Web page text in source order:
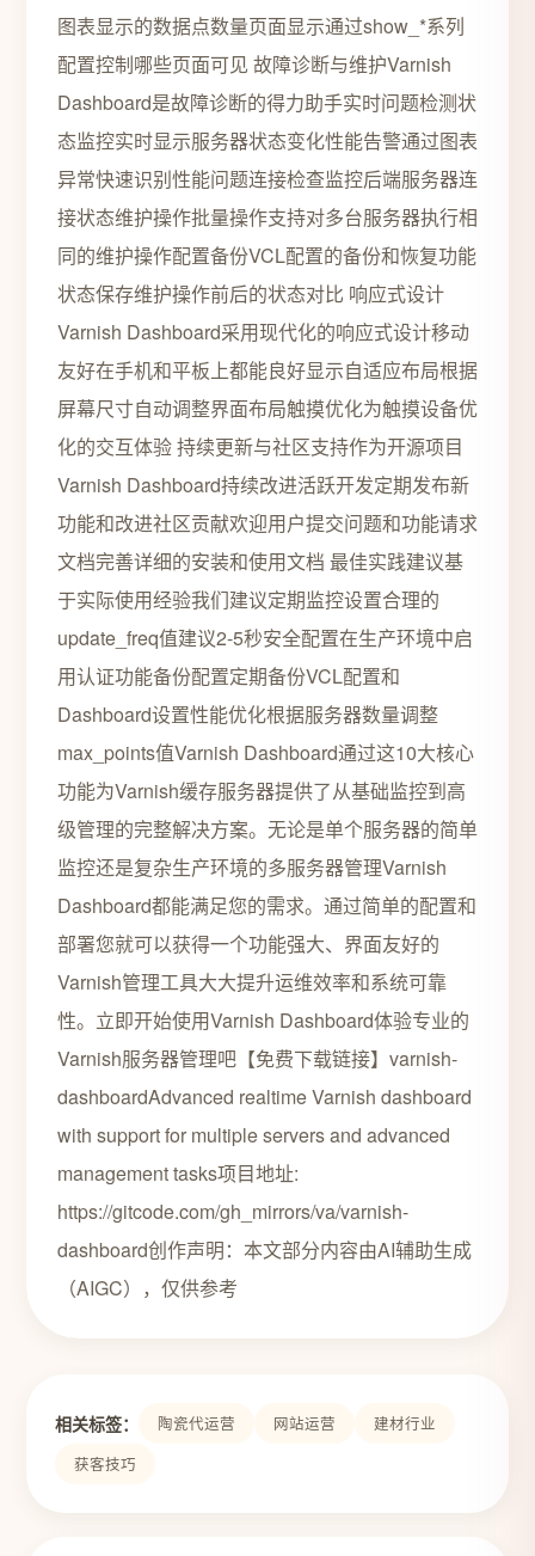
图表显示的数据点数量页面显示通过show_*系列
配置控制哪些页面可见 故障诊断与维护Varnish
Dashboard是故障诊断的得力助手实时问题检测状
态监控实时显示服务器状态变化性能告警通过图表
异常快速识别性能问题连接检查监控后端服务器连
接状态维护操作批量操作支持对多台服务器执行相
同的维护操作配置备份VCL配置的备份和恢复功能
状态保存维护操作前后的状态对比 响应式设计
Varnish Dashboard采用现代化的响应式设计移动
友好在手机和平板上都能良好显示自适应布局根据
屏幕尺寸自动调整界面布局触摸优化为触摸设备优
化的交互体验 持续更新与社区支持作为开源项目
Varnish Dashboard持续改进活跃开发定期发布新
功能和改进社区贡献欢迎用户提交问题和功能请求
文档完善详细的安装和使用文档 最佳实践建议基
于实际使用经验我们建议定期监控设置合理的
update_freq值建议2-5秒安全配置在生产环境中启
用认证功能备份配置定期备份VCL配置和
Dashboard设置性能优化根据服务器数量调整
max_points值Varnish Dashboard通过这10大核心
功能为Varnish缓存服务器提供了从基础监控到高
级管理的完整解决方案。无论是单个服务器的简单
监控还是复杂生产环境的多服务器管理Varnish
Dashboard都能满足您的需求。通过简单的配置和
部署您就可以获得一个功能强大、界面友好的
Varnish管理工具大大提升运维效率和系统可靠
性。立即开始使用Varnish Dashboard体验专业的
Varnish服务器管理吧【免费下载链接】varnish-
dashboardAdvanced realtime Varnish dashboard
with support for multiple servers and advanced
management tasks项目地址:
https://gitcode.com/gh_mirrors/va/varnish-
dashboard创作声明：本文部分内容由AI辅助生成
（AIGC），仅供参考
相关标签： 陶瓷代运营 网站运营
建材行业
获客技巧